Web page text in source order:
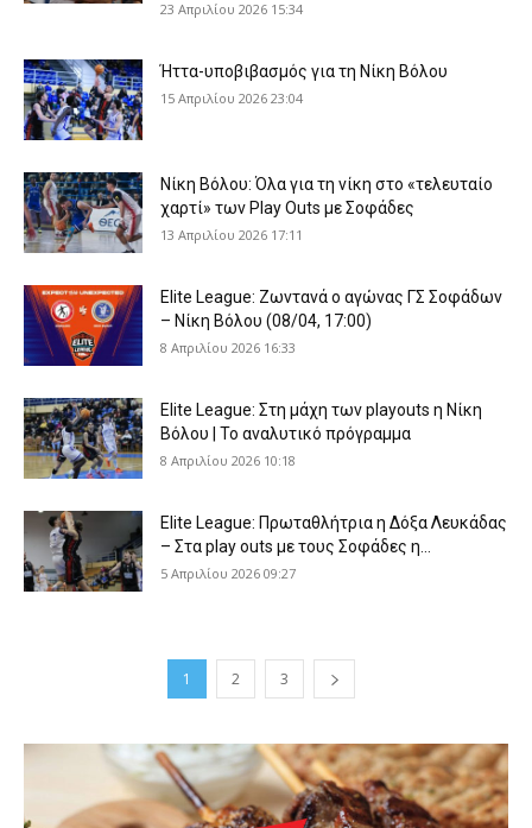
23 Απριλίου 2026 15:34
Ήττα-υποβιβασμός για τη Νίκη Βόλου
15 Απριλίου 2026 23:04
Νίκη Βόλου: Όλα για τη νίκη στο «τελευταίο
χαρτί» των Play Outs με Σοφάδες
13 Απριλίου 2026 17:11
Elite League: Ζωντανά ο αγώνας ΓΣ Σοφάδων
– Νίκη Βόλου (08/04, 17:00)
8 Απριλίου 2026 16:33
Elite League: Στη μάχη των playouts η Νίκη
Βόλου | Το αναλυτικό πρόγραμμα
8 Απριλίου 2026 10:18
Elite League: Πρωταθλήτρια η Δόξα Λευκάδας
– Στα play outs με τους Σοφάδες η...
5 Απριλίου 2026 09:27
1 2 3